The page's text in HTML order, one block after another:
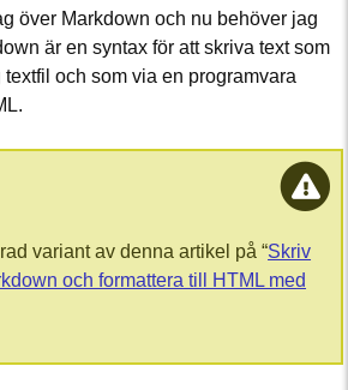
över Markdown och nu behöver jag
är en syntax för att skriva text som
och som via en programvara
variant av denna artikel på “Skriv
och formattera till HTML med